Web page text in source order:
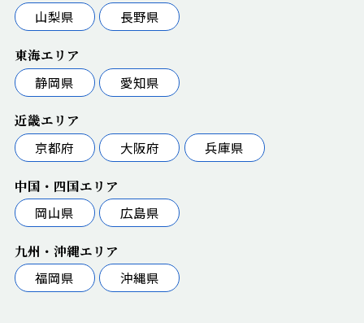
山梨県
長野県
東海エリア
静岡県
愛知県
近畿エリア
京都府
大阪府 兵庫県
中国・四国エリア
岡山県
広島県
九州・沖縄エリア
福岡県
沖縄県